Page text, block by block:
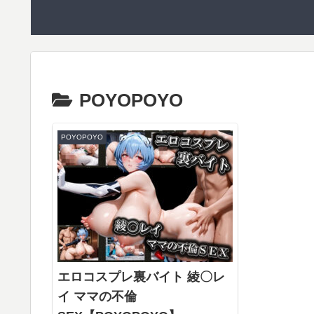
POYOPOYO
POYOPOYO
エロコスプレ裏バイト 綾〇レ
イ ママの不倫